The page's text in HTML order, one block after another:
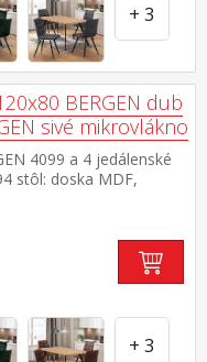
+ 3
BERGEN dub
sivé mikrovlákno
4099 a 4 jedálenské
stôl: doska MDF,
kovová konštrukcia,
stolička: poťah
mikrovlákno, farebné
kovová konštrukcia,
výška sedu 51 cm
× 88 cm
+ 3